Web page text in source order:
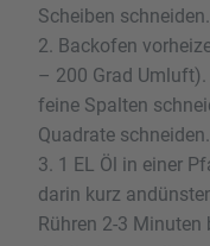
Scheiben schneiden.
2. Backofen
– 200 Grad
feine Spalten
Quadrate schneiden.
3. 1 EL Öl in einer
darin kurz
Rühren 2-3 Minuten